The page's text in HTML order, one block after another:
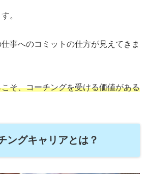
。
事へのコミットの仕方が見えてきま
そ、コーチングを受ける価値がある
ングキャリアとは？